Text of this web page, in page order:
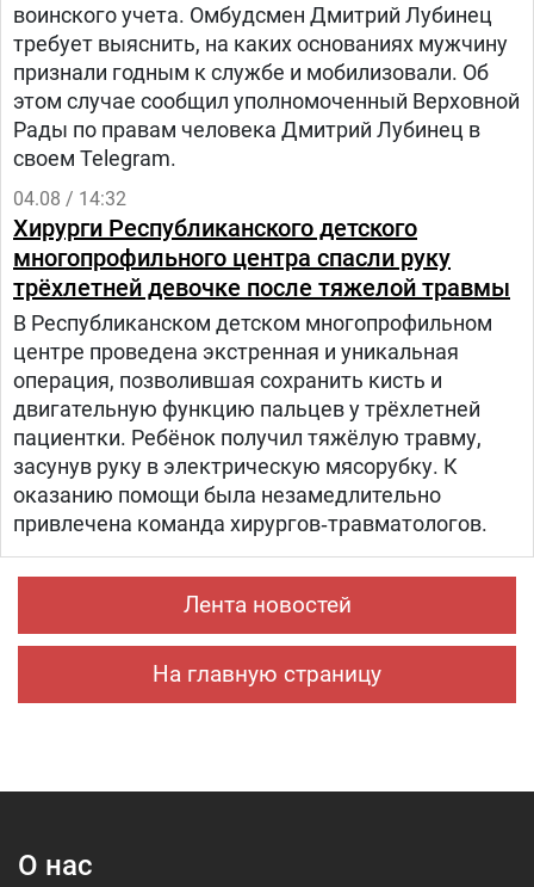
воинского учета. Омбудсмен Дмитрий Лубинец
требует выяснить, на каких основаниях мужчину
признали годным к службе и мобилизовали. Об
этом случае сообщил уполномоченный Верховной
Рады по правам человека Дмитрий Лубинец в
своем Telegram.
04.08 / 14:32
Хирурги Республиканского детского
многопрофильного центра спасли руку
трёхлетней девочке после тяжелой травмы
В Республиканском детском многопрофильном
центре проведена экстренная и уникальная
операция, позволившая сохранить кисть и
двигательную функцию пальцев у трёхлетней
пациентки. Ребёнок получил тяжёлую травму,
засунув руку в электрическую мясорубку. К
оказанию помощи была незамедлительно
привлечена команда хирургов‑травматологов.
Лента новостей
На главную страницу
О нас